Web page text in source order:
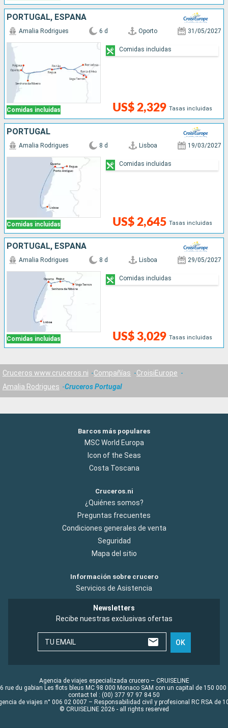
PORTUGAL, ESPAÑA
Comidas incluidas
Amalia Rodrigues 6 d Oporto 31/05/2027
US$ 2,329 Tasas incluidas
Comidas incluidas
PORTUGAL
Comidas incluidas
Amalia Rodrigues 8 d Lisboa 19/03/2027
US$ 2,645 Tasas incluidas
Comidas incluidas
PORTUGAL, ESPAÑA
Comidas incluidas
Amalia Rodrigues 8 d Lisboa 29/05/2027
US$ 3,029 Tasas incluidas
Comidas incluidas
Cruceros www.cruceros.ni Compañías
CroisiEurope
Amalia Rodrigues
Cruceros Portugal
Barcos más populares
MSC World Europa
Icon of the Seas
Costa Toscana
Cruceros.ni
¿Quiénes somos?
Preguntas frecuentes
Condiciones generales de venta
Seguridad
Mapa del sitio
Información sobre crucero
Servicios de Asistencia
Newsletters
Recibe nuestras exclusivas ofertas
TU EMAIL OK
Agencia de viajes especializada crucero – CRUISELINE
rue du gabian Les flots bleus MC 98 000 Monaco SAM con un capital de 150 000
contact tel : (00) 377 97 97 84 50
de viajes n° 006 02 0007 – Responsabilidad civil y profesional RC RSA de
© CRUISELINE 2026 - all rights reserved